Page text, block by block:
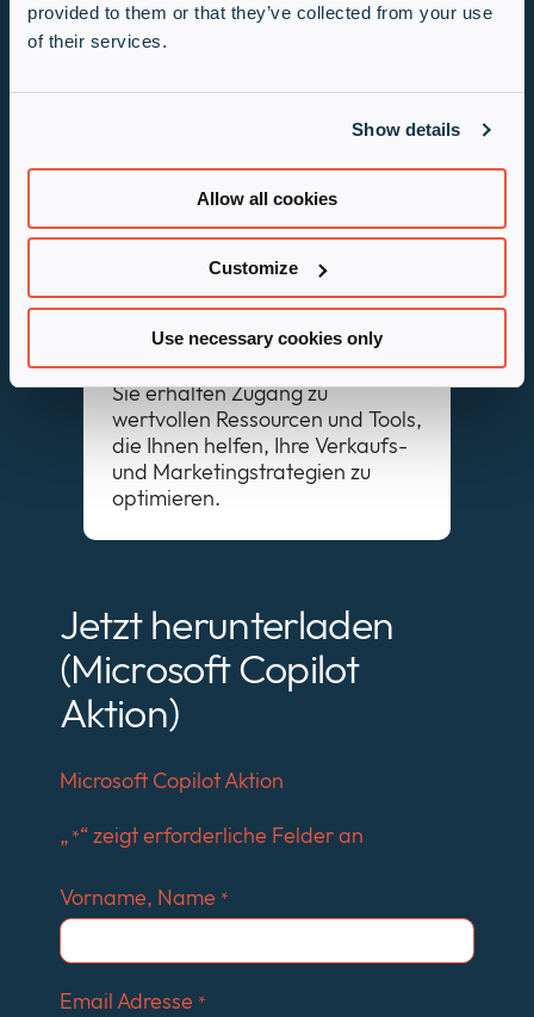
provided to them or that they’ve collected from your use
of their services.
Show details
Allow all cookies
Customize
Use necessary cookies only
Marktpositionierung
Das Programm hilft Ihnen, Ihre
Marktposition zu stärken und
sich als führender Anbieter von
Copilot-Lösungen zu etablieren.
Ressourcenzugang
Sie erhalten Zugang zu
wertvollen Ressourcen und Tools,
die Ihnen helfen, Ihre Verkaufs-
und Marketingstrategien zu
optimieren.
Jetzt herunterladen
(Microsoft Copilot
Aktion)
Microsoft Copilot Aktion
„ *“ zeigt erforderliche Felder an
Vorname, Name *
Email Adresse *